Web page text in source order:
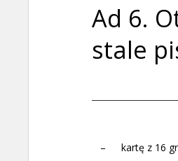
Ad 6.
stale
–
kartę z 16